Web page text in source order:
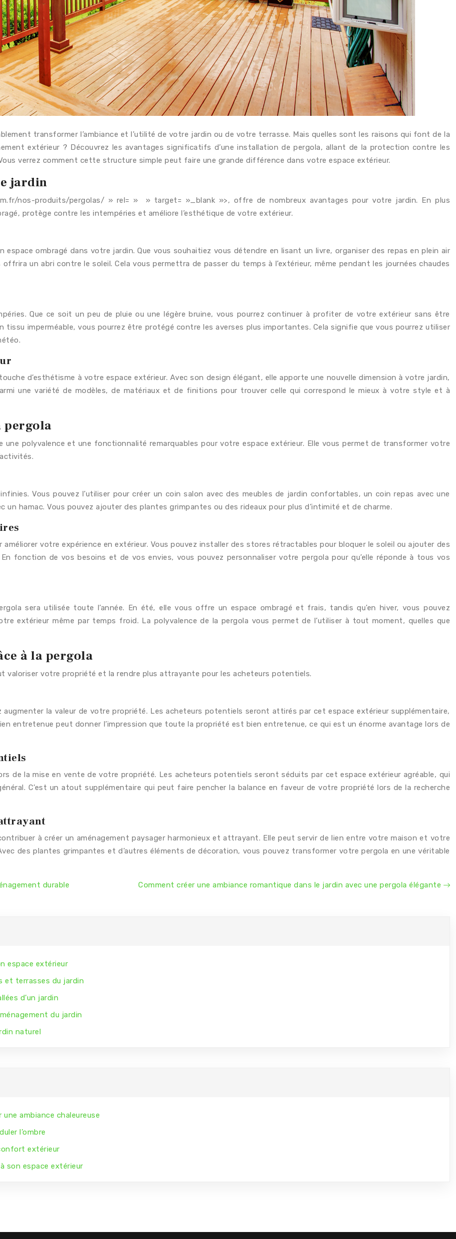
transformer l’ambiance et l’utilité de votre jardin ou de votre terrasse. Mais quelles sont les raisons qui font de la
extérieur ? Découvrez les avantages significatifs d’une installation de pergola, allant de la protection contre les
verrez comment cette structure simple peut faire une grande différence dans votre espace extérieur.
jardin
nos-produits/pergolas/ » rel= » » target= »_blank »>, offre de nombreux avantages pour votre jardin. En plus
protège contre les intempéries et améliore l’esthétique de votre extérieur.
espace ombragé dans votre jardin. Que vous souhaitiez vous détendre en lisant un livre, organiser des repas en plein air
un abri contre le soleil. Cela vous permettra de passer du temps à l’extérieur, même pendant les journées chaudes
Que ce soit un peu de pluie ou une légère bruine, vous pourrez continuer à profiter de votre extérieur sans être
imperméable, vous pourrez être protégé contre les averses plus importantes. Cela signifie que vous pourrez utiliser
d’esthétisme à votre espace extérieur. Avec son design élégant, elle apporte une nouvelle dimension à votre jardin,
une variété de modèles, de matériaux et de finitions pour trouver celle qui correspond le mieux à votre style et à
pergola
polyvalence et une fonctionnalité remarquables pour votre espace extérieur. Elle vous permet de transformer votre
Vous pouvez l’utiliser pour créer un coin salon avec des meubles de jardin confortables, un coin repas avec une
hamac. Vous pouvez ajouter des plantes grimpantes ou des rideaux pour plus d’intimité et de charme.
votre expérience en extérieur. Vous pouvez installer des stores rétractables pour bloquer le soleil ou ajouter des
fonction de vos besoins et de vos envies, vous pouvez personnaliser votre pergola pour qu’elle réponde à tous vos
sera utilisée toute l’année. En été, elle vous offre un espace ombragé et frais, tandis qu’en hiver, vous pouvez
extérieur même par temps froid. La polyvalence de la pergola vous permet de l’utiliser à tout moment, quelles que
à la pergola
valoriser votre propriété et la rendre plus attrayante pour les acheteurs potentiels.
la valeur de votre propriété. Les acheteurs potentiels seront attirés par cet espace extérieur supplémentaire,
entretenue peut donner l’impression que toute la propriété est bien entretenue, ce qui est un énorme avantage lors de
de la mise en vente de votre propriété. Les acheteurs potentiels seront séduits par cet espace extérieur agréable, qui
C’est un atout supplémentaire qui peut faire pencher la balance en faveur de votre propriété lors de la recherche
à créer un aménagement paysager harmonieux et attrayant. Elle peut servir de lien entre votre maison et votre
des plantes grimpantes et d’autres éléments de décoration, vous pouvez transformer votre pergola en une véritable
durable Comment créer une ambiance romantique dans le jardin avec une pergola élégante
espace extérieur
et terrasses du jardin
d’un jardin
du jardin
naturel
ambiance chaleureuse
l’ombre
extérieur
son espace extérieur